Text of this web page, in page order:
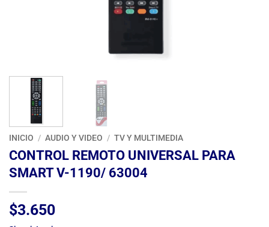
INICIO / AUDIO Y VIDEO / TV Y MULTIMEDIA
CONTROL REMOTO UNIVERSAL PARA
SMART V-1190/ 63004
$3.650